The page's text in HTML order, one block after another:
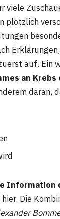
viele
plötzlich
auf. Ein
an
daran,
Information
Die